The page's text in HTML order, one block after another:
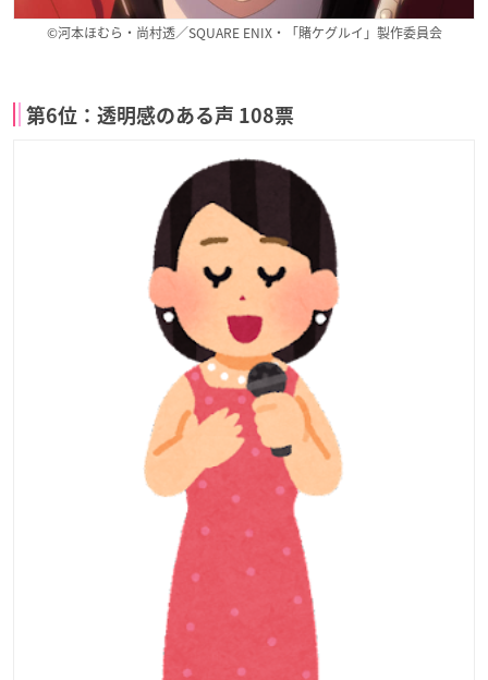
©河本ほむら・尚村透／SQUARE ENIX・「賭ケグルイ」製作委員会
第6位：透明感のある声 108票